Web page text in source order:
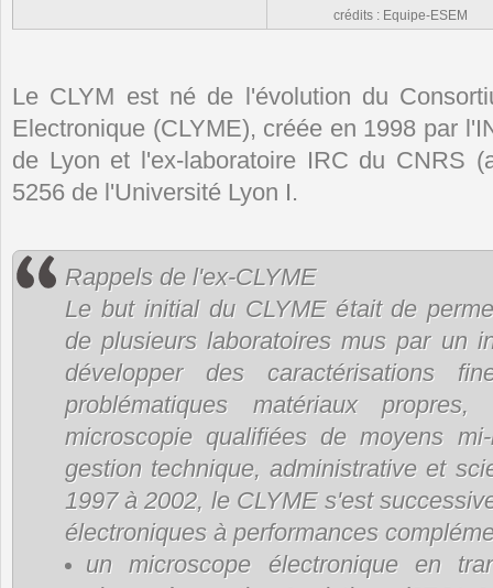
crédits : Equipe-ESEM
Le CLYM est né de l'évolution du
Electronique (CLYME), créée en 1998 par
de Lyon et l'ex-laboratoire IRC du CNRS
5256 de l'Université Lyon I.
Rappels de l'ex-CLYME
Le but initial du CLYME était de
de plusieurs laboratoires mus par un
développer des caractérisations
problématiques matériaux
microscopie qualifiées de moyens
gestion technique, administrative et
1997 à 2002, le CLYME s'est
électroniques à performances
un microscope électronique en